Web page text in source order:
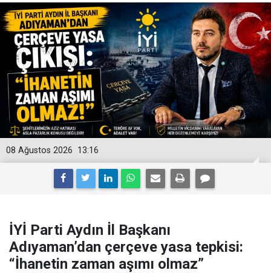
13:16
08 Ağustos 2026
İYİ Parti Aydın İl Başkanı
Adıyaman’dan çerçeve yasa tepkisi:
“İhanetin zaman aşımı olmaz”